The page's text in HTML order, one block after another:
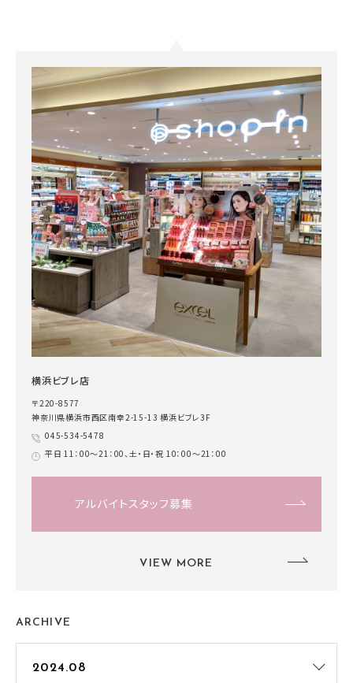
横浜ビブレ店
〒220-8577
神奈川県横浜市西区南幸2-15-13 横浜ビブレ3F
045-534-5478
平日 11：00～21：00、土・日・祝 10：00～21：00
アルバイトスタッフ募集
VIEW MORE
ARCHIVE